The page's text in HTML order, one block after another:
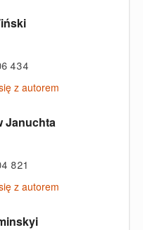
434
z autorem
Januchta
821
z autorem